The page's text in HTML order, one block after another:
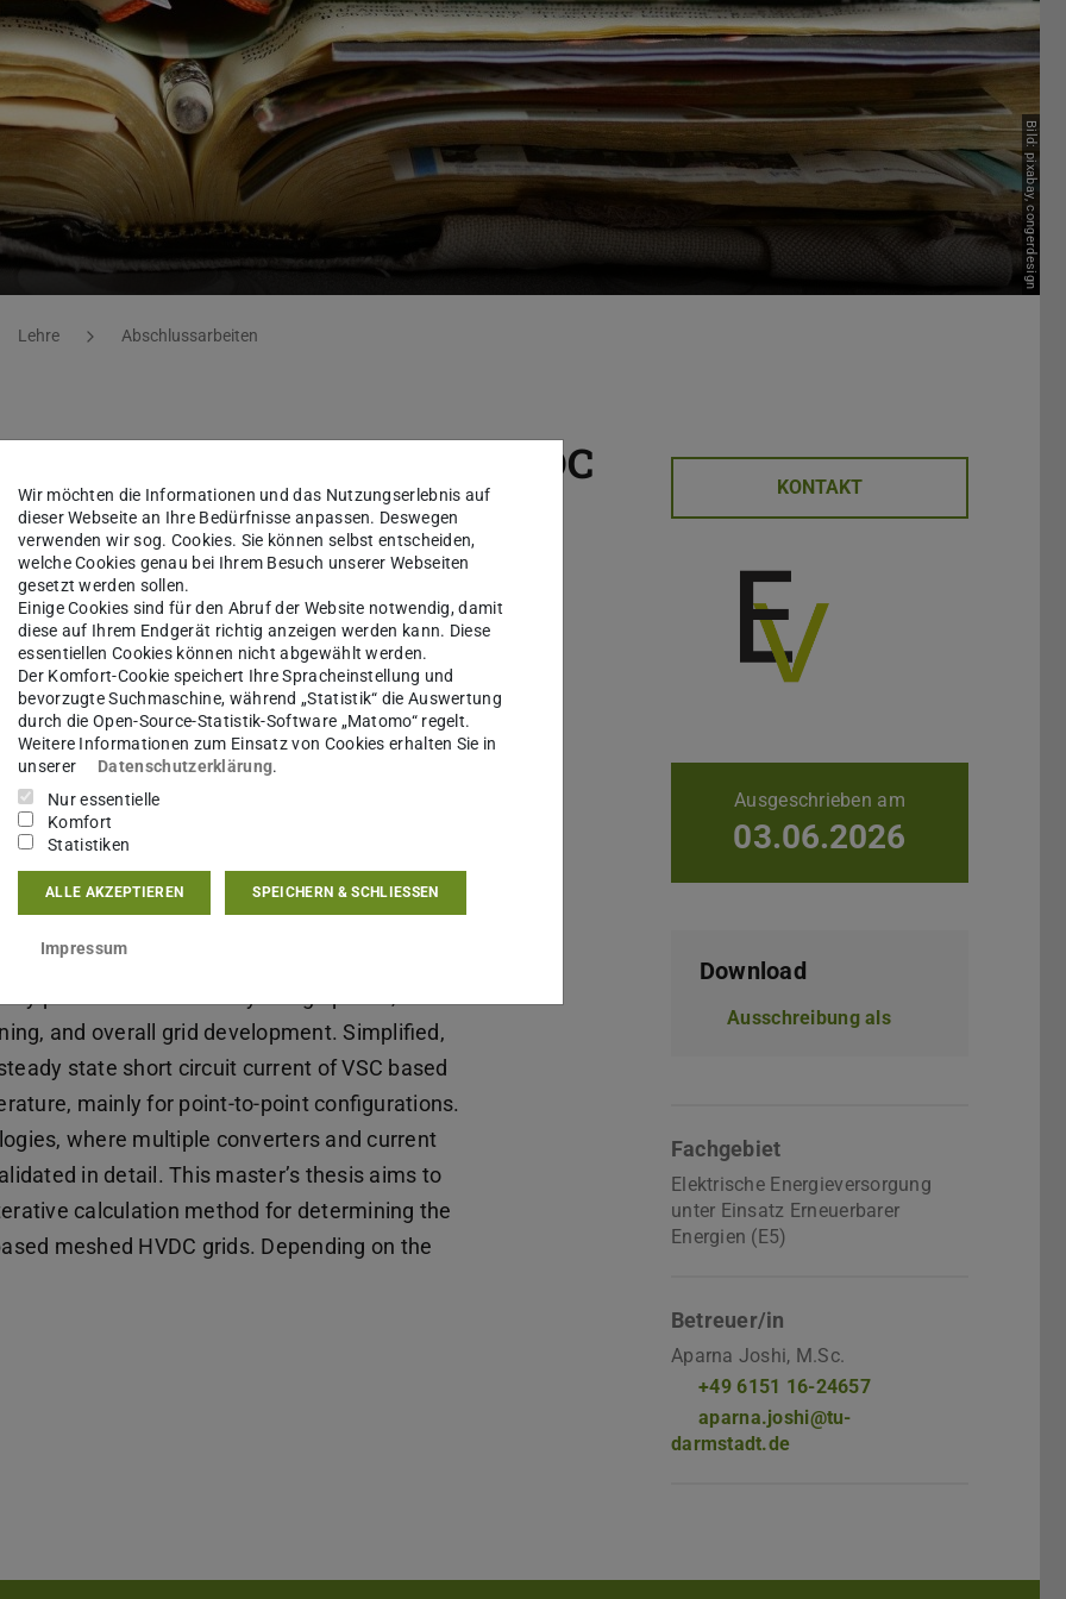
Bild: pixabay, congerdesign
Lehre Abschlussarbeiten
Calculation in Meshed HVDC
increases the mismatch between
creating a need for efficient and
direct current (HVDC) transmission is well
While HVDC systems are mainly
are expected to include meshed multi-
However, the short-circuit behavior is
systems, DC circuit breakers are used to
grid in operation. The short-circuit currents in
to consider for system planning and design.
parameter in the early design phase, as it
and overall grid development. Simplified,
state short circuit current of VSC based
mainly for point-to-point configurations.
where multiple converters and current
in detail. This master’s thesis aims to
calculation method for determining the
meshed HVDC grids. Depending on the
KONTAKT
Ausgeschrieben am
03.06.2026
Download
Ausschreibung als
Fachgebiet
Elektrische Energieversorgung
unter Einsatz Erneuerbarer
Energien (E5)
Betreuer/in
Aparna Joshi, M.Sc.
+49 6151 16-24657
aparna.joshi@tu-
darmstadt.de
Wir möchten die Informationen und das Nutzungserlebnis auf
dieser Webseite an Ihre Bedürfnisse anpassen. Deswegen
verwenden wir sog. Cookies. Sie können selbst entscheiden,
welche Cookies genau bei Ihrem Besuch unserer Webseiten
gesetzt werden sollen.
Einige Cookies sind für den Abruf der Website notwendig, damit
diese auf Ihrem Endgerät richtig anzeigen werden kann. Diese
essentiellen Cookies können nicht abgewählt werden.
Der Komfort-Cookie speichert Ihre Spracheinstellung und
bevorzugte Suchmaschine, während „Statistik“ die Auswertung
durch die Open-Source-Statistik-Software „Matomo“ regelt.
Weitere Informationen zum Einsatz von Cookies erhalten Sie in
unserer
Datenschutzerklärung.
Nur essentielle
Komfort
Statistiken
ALLE AKZEPTIEREN SPEICHERN & SCHLIESSEN
Impressum